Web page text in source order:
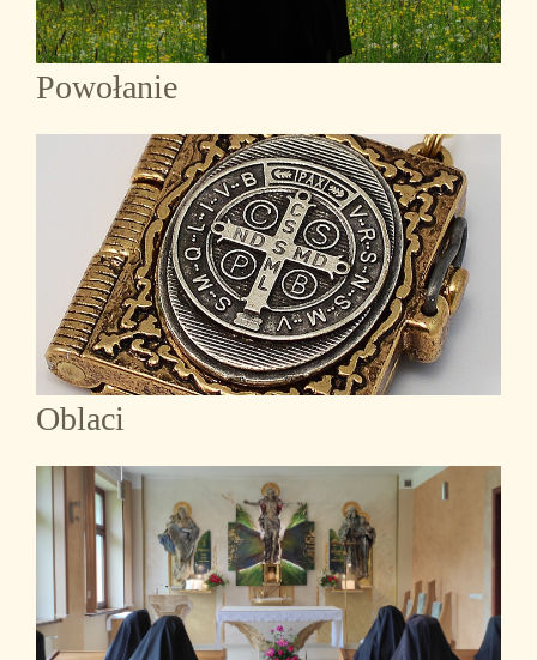
Powołanie
Oblaci